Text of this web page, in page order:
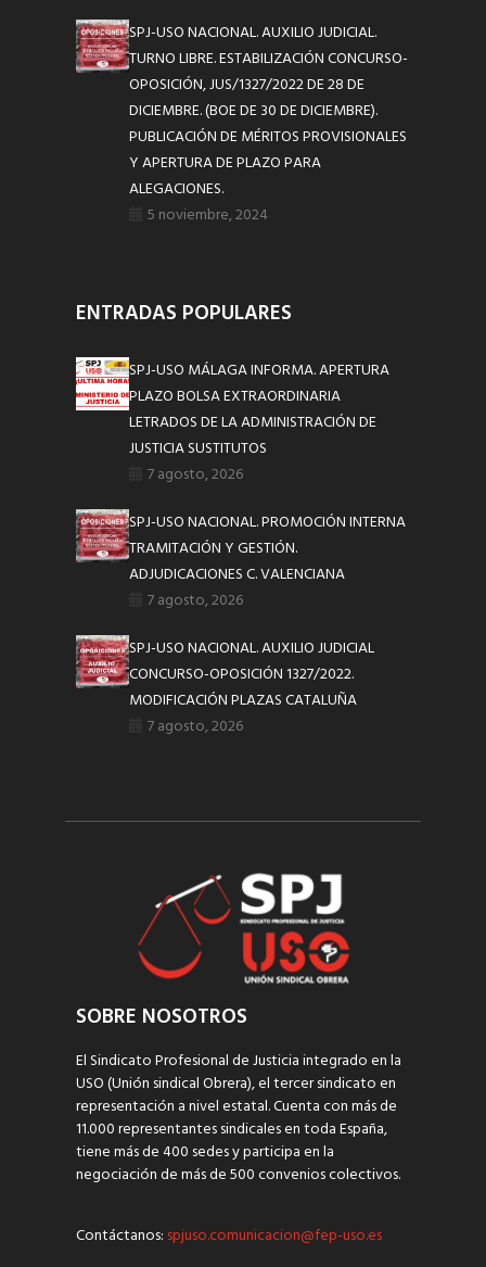
SPJ-USO NACIONAL. AUXILIO JUDICIAL.
TURNO LIBRE. ESTABILIZACIÓN CONCURSO-
OPOSICIÓN, JUS/1327/2022 DE 28 DE
DICIEMBRE. (BOE DE 30 DE DICIEMBRE).
PUBLICACIÓN DE MÉRITOS PROVISIONALES
Y APERTURA DE PLAZO PARA
ALEGACIONES.
5 noviembre, 2024
ENTRADAS POPULARES
SPJ-USO MÁLAGA INFORMA. APERTURA
PLAZO BOLSA EXTRAORDINARIA
LETRADOS DE LA ADMINISTRACIÓN DE
JUSTICIA SUSTITUTOS
7 agosto, 2026
SPJ-USO NACIONAL. PROMOCIÓN INTERNA
TRAMITACIÓN Y GESTIÓN.
ADJUDICACIONES C. VALENCIANA
7 agosto, 2026
SPJ-USO NACIONAL. AUXILIO JUDICIAL
CONCURSO-OPOSICIÓN 1327/2022.
MODIFICACIÓN PLAZAS CATALUÑA
7 agosto, 2026
SOBRE NOSOTROS
El Sindicato Profesional de Justicia integrado en la
USO (Unión sindical Obrera), el tercer sindicato en
representación a nivel estatal. Cuenta con más de
11.000 representantes sindicales en toda España,
tiene más de 400 sedes y participa en la
negociación de más de 500 convenios colectivos.
Contáctanos: spjuso.comunicacion@fep-uso.es